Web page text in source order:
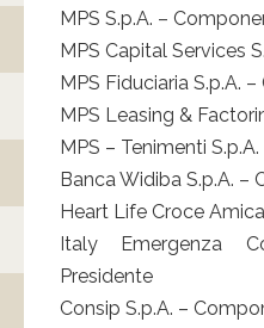
MPS S.p.A. –
MPS Capital Services
MPS Fiduciaria S.p.A.
MPS Leasing &
MPS – Tenimenti
Banca Widiba S.p.A. –
Heart Life Croce
Italy Emergenza
Presidente
Consip S.p.A. –